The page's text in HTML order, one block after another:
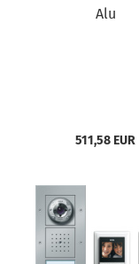
Alu
511,58 EUR